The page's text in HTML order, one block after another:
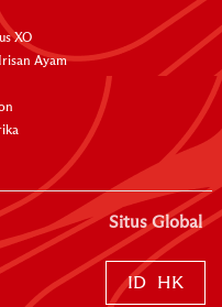
XO
Ayam
Situs Global
ID HK